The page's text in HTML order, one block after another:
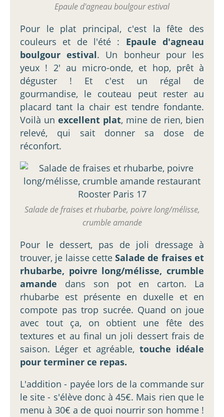
Epaule d'agneau boulgour estival
Pour le plat principal, c'est la fête des
couleurs et de l'été : Epaule d'agneau
boulgour estival. Un bonheur pour les
yeux ! 2' au micro-onde, et hop, prêt à
déguster ! Et c'est un régal de
gourmandise, le couteau peut rester au
placard tant la chair est tendre fondante.
Voilà un excellent plat, mine de rien, bien
relevé, qui sait donner sa dose de
réconfort.
Salade de fraises et rhubarbe, poivre long/mélisse,
crumble amande
Pour le dessert, pas de joli dressage à
trouver, je laisse cetteSalade de fraises et
rhubarbe, poivre long/mélisse, crumble
amande dans son pot en carton. La
rhubarbe est présente en duxelle et en
compote pas trop sucrée. Quand on joue
avec tout ça, on obtient une fête des
textures et au final un joli dessert frais de
saison. Léger et agréable, touche idéale
pour terminer ce repas.
L'addition - payée lors de la commande sur
le site - s'élève donc à 45€. Mais rien que le
menu à 30€ a de quoi nourrir son homme !